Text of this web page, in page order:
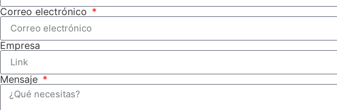
Correo electrónico
Empresa
Mensaje